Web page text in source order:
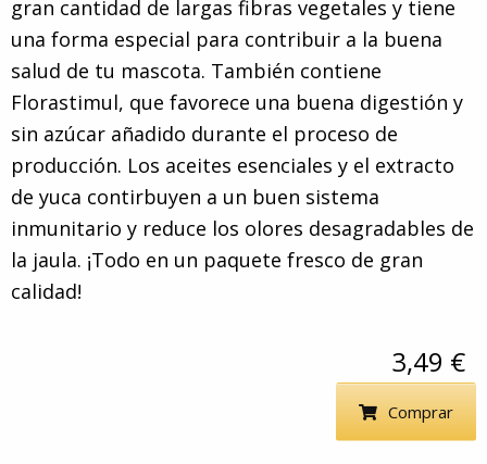
gran cantidad de largas fibras vegetales y tiene
una forma especial para contribuir a la buena
salud de tu mascota. También contiene
Florastimul, que favorece una buena digestión y
sin azúcar añadido durante el proceso de
producción. Los aceites esenciales y el extracto
de yuca contirbuyen a un buen sistema
inmunitario y reduce los olores desagradables de
la jaula. ¡Todo en un paquete fresco de gran
calidad!
3,49 €
Comprar